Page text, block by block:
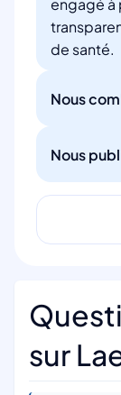
engagé à
de santé.
Nous
Nous
sur